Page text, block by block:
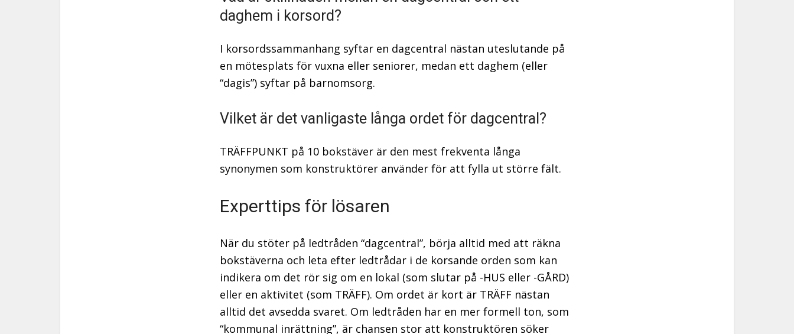
daghem i korsord?
I korsordssammanhang syftar en dagcentral nästan uteslutande på
en mötesplats för vuxna eller seniorer, medan ett daghem (eller
“dagis”) syftar på barnomsorg.
Vilket är det vanligaste långa ordet för dagcentral?
TRÄFFPUNKT på 10 bokstäver är den mest frekventa långa
synonymen som konstruktörer använder för att fylla ut större fält.
Experttips för lösaren
När du stöter på ledtråden “dagcentral”, börja alltid med att räkna
bokstäverna och leta efter ledtrådar i de korsande orden som kan
indikera om det rör sig om en lokal (som slutar på -HUS eller -GÅRD)
eller en aktivitet (som TRÄFF). Om ordet är kort är TRÄFF nästan
alltid det avsedda svaret. Om ledtråden har en mer formell ton, som
“kommunal inrättning”, är chansen stor att konstruktören söker